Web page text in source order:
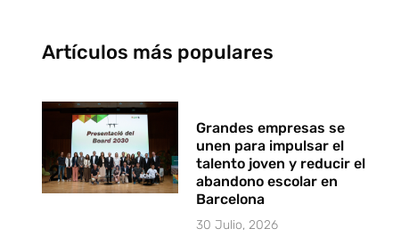
Artículos más populares
Grandes empresas se
unen para impulsar el
talento joven y reducir el
abandono escolar en
Barcelona
30 Julio, 2026